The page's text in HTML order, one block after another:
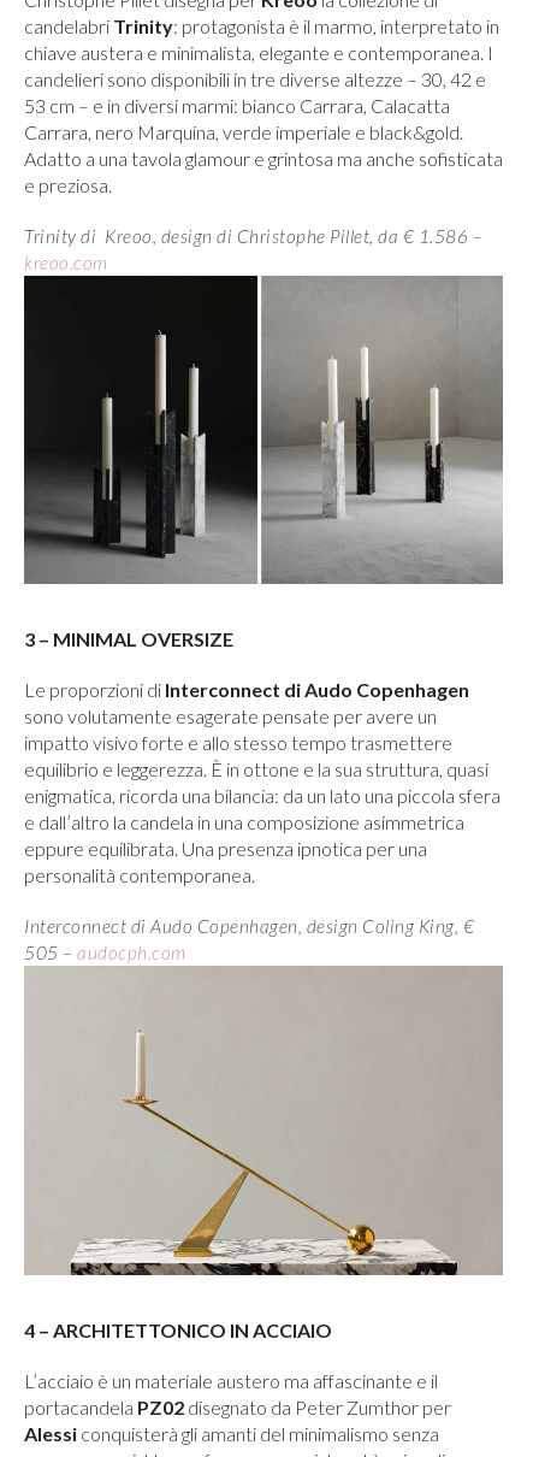
candelabri Trinity: protagonista è il marmo, interpretato in
chiave austera e minimalista, elegante e contemporanea. I
candelieri sono disponibili in tre diverse altezze – 30, 42 e
53 cm – e in diversi marmi: bianco Carrara, Calacatta
Carrara, nero Marquina, verde imperiale e black&gold.
Adatto a una tavola glamour e grintosa ma anche sofisticata
e preziosa.
Trinity di Kreoo, design di Christophe Pillet, da € 1.586 –
kreoo.com
3 – MINIMAL OVERSIZE
Le proporzioni di Interconnect di Audo Copenhagen
sono volutamente esagerate pensate per avere un
impatto visivo forte e allo stesso tempo trasmettere
equilibrio e leggerezza. È in ottone e la sua struttura, quasi
enigmatica, ricorda una bilancia: da un lato una piccola sfera
e dall’altro la candela in una composizione asimmetrica
eppure equilibrata. Una presenza ipnotica per una
personalità contemporanea.
Interconnect di Audo Copenhagen, design Coling King, €
505 – audocph.com
4 – ARCHITETTONICO IN ACCIAIO
L’acciaio è un materiale austero ma affascinante e il
portacandela PZ02 disegnato da Peter Zumthor per
Alessi conquisterà gli amanti del minimalismo senza